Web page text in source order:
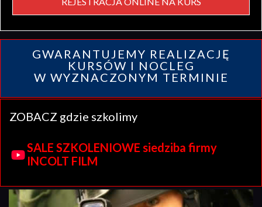
GWARANTUJEMY REALIZACJĘ
KURSÓW I NOCLEG
W WYZNACZONYM TERMINIE
ZOBACZ gdzie szkolimy
SALE SZKOLENIOWE siedziba firmy
INCOLT FILM